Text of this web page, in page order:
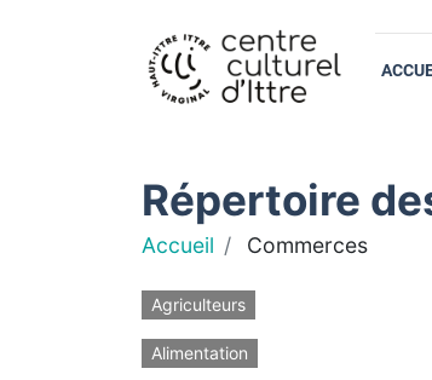
Répertoire
Accueil Commerces
Agriculteurs
Alimentation